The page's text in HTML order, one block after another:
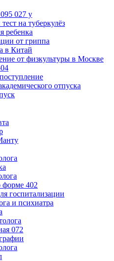
027 у
на туберкулёз
ребенка
от гриппа
в Китай
от физкультуры в Москве
отпуска
форме 402
госпитализации
и психиатра
072